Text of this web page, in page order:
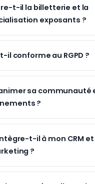
t-il la billetterie et la
exposants ?
il conforme au RGPD ?
sa communauté
?
t-il à mon CRM
?